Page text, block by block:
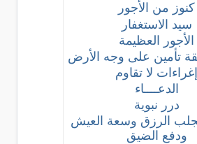
كنوز من الأجور
سيد الاستغفار
الأجور العظيمة
تأمين على وجه الأرض
إغراءات لا تقاوم
الدعــــاء
درر نبوية
الرزق وسعة العيش
ودفع الضيق